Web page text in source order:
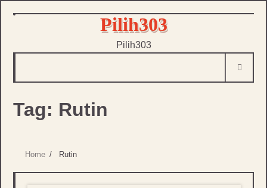
Pilih303
Pilih303
Tag: Rutin
Home Rutin